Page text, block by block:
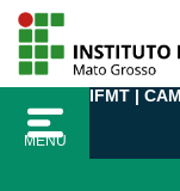
para
conteúdo
MENU
IFMT |